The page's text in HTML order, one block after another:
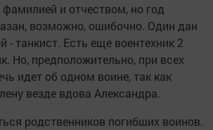
и отчеством, но год
возможно, ошибочно. Один дан
- танкист. Есть еще воентехник 2
Но, предположительно, при всех
идет об одном воине, так как
везде вдова Александра.
родственников погибших воинов.